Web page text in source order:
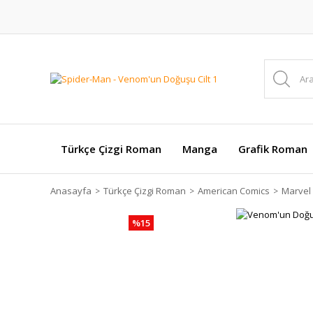
Türkçe Çizgi Roman Manga Grafik Roman
Anasayfa Türkçe Çizgi Roman American Comics Marvel
%15